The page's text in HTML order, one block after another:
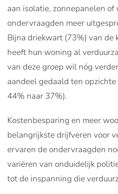
aan isolatie, zonnepanelen
ondervraagden meer
Bijna driekwart (73%) van
heeft hun woning al
van deze groep wil nóg
aandeel gedaald ten
44% naar 37%).
Kostenbesparing en meer
belangrijkste drijfveren voor
ervaren de ondervraagden
variëren van onduidelijk
tot de inspanning die